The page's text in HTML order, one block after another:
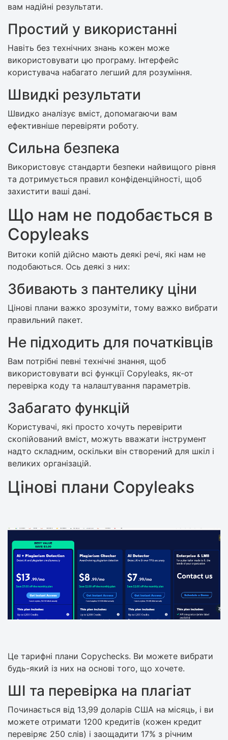
вам надійні результати.
Простий у використанні
Навіть без технічних знань кожен може
використовувати цю програму. Інтерфейс
користувача набагато легший для розуміння.
Швидкі результати
Швидко аналізує вміст, допомагаючи вам
ефективніше перевіряти роботу.
Сильна безпека
Використовує стандарти безпеки найвищого рівня
та дотримується правил конфіденційності, щоб
захистити ваші дані.
Що нам не подобається в
Copyleaks
Витоки копій дійсно мають деякі речі, які нам не
подобаються. Ось деякі з них:
Збивають з пантелику ціни
Цінові плани важко зрозуміти, тому важко вибрати
правильний пакет.
Не підходить для початківців
Вам потрібні певні технічні знання, щоб
використовувати всі функції Copyleaks, як-от
перевірка коду та налаштування параметрів.
Забагато функцій
Користувачі, які просто хочуть перевірити
скопійований вміст, можуть вважати інструмент
надто складним, оскільки він створений для шкіл і
великих організацій.
Цінові плани Copyleaks
Це тарифні плани Copychecks. Ви можете вибрати
будь-який із них на основі того, що хочете.
ШІ та перевірка на плагіат
Починається від 13,99 доларів США на місяць, і ви
можете отримати 1200 кредитів (кожен кредит
перевіряє 250 слів) і заощадити 17% з річним